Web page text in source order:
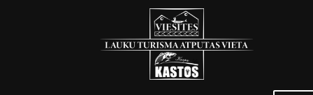
Tēmtura arhīvs:kāzu svinības